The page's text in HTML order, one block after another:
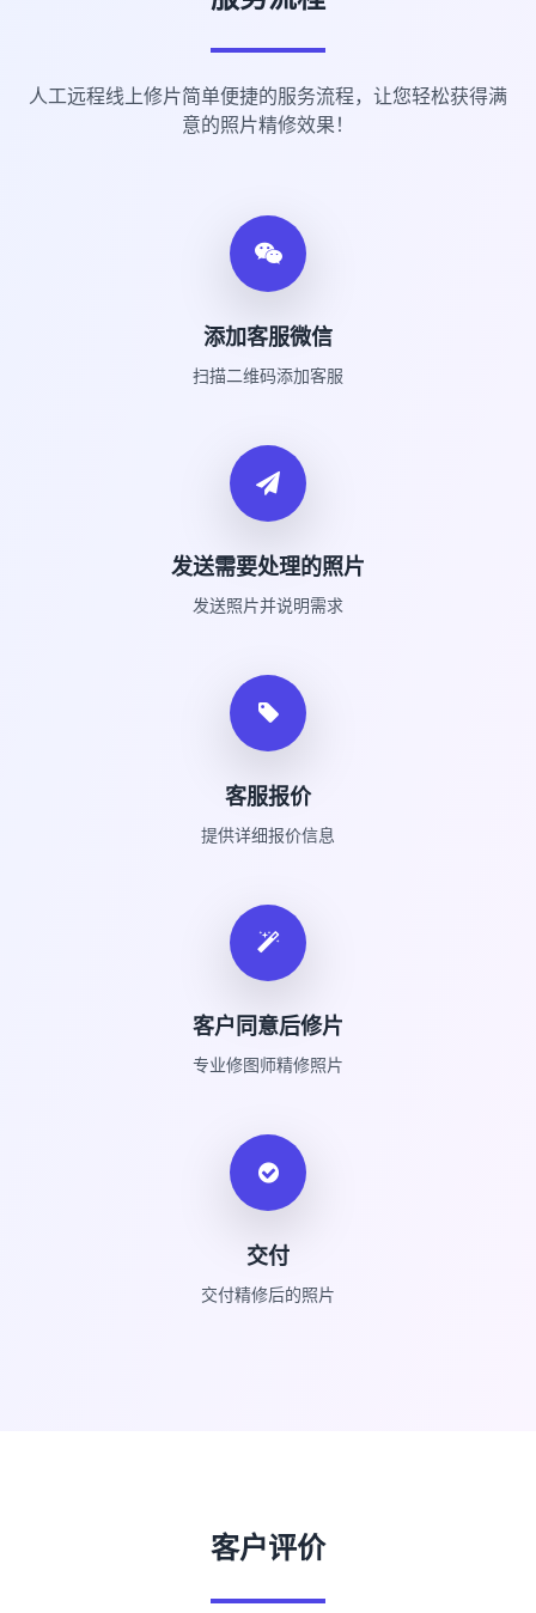
人工远程线上修片简单便捷的服务流程，让您轻松获得满
意的照片精修效果！
添加客服微信
扫描二维码添加客服
发送需要处理的照片
发送照片并说明需求
客服报价
提供详细报价信息
客户同意后修片
专业修图师精修照片
交付
交付精修后的照片
客户评价